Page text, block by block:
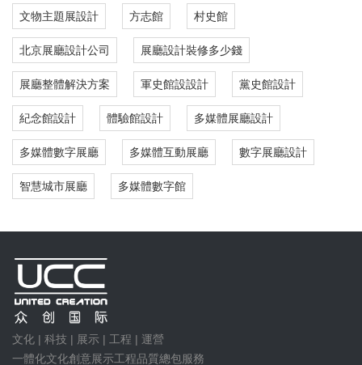
文物主題展設計 方志館 村史館
北京展廳設計公司 展廳設計裝修多少錢
展廳整體解決方案 軍史館設設計 黨史館設計
紀念館設計 體驗館設計 多媒體展廳設計
多媒體數字展廳 多媒體互動展廳 數字展廳設計
智慧城市展廳 多媒體數字館
文化 | 科技 | 展示 | 工程 | 運營
一體化文化創意展示工程品質總包服務